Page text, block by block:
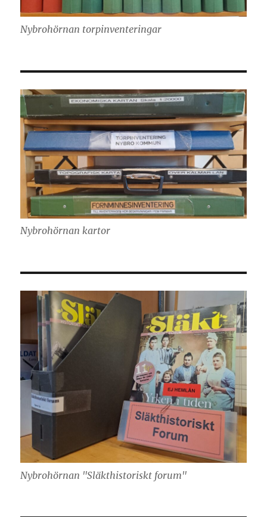
Nybrohörnan torpinventeringar
Nybrohörnan kartor
Nybrohörnan "Släkthistoriskt forum"